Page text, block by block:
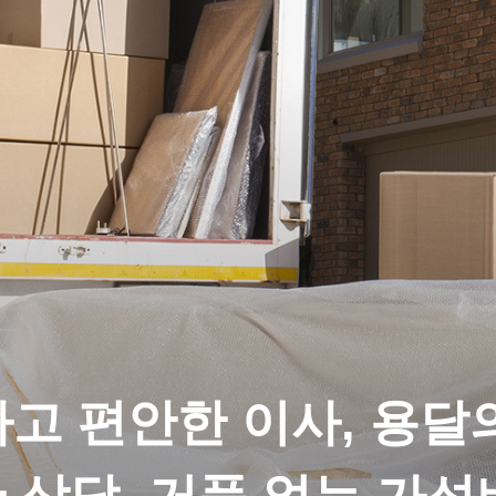
편안한 이사, 용달